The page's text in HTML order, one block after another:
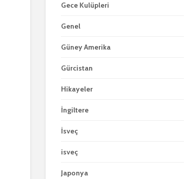
Gece Kulüpleri
Genel
Güney Amerika
Gürcistan
Hikayeler
İngiltere
İsveç
isveç
Japonya